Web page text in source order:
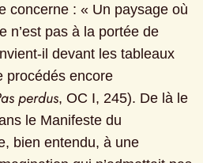
concerne : « Un paysage où
n’est pas à la portée de
il devant les tableaux
procédés encore
perdus, OC I, 245). De là le
le Manifeste du
bien entendu, à une